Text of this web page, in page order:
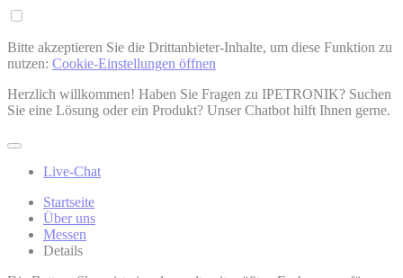
Bitte akzeptieren Sie die Drittanbieter­-Inhalte, um diese Funktion zu
nutzen: Cookie-Einstellungen öffnen
Herzlich willkommen! Haben Sie Fragen zu IPETRONIK? Suchen
Sie eine Lösung oder ein Produkt? Unser Chatbot hilft Ihnen gerne.
Live-Chat
Startseite
Über uns
Messen
Details